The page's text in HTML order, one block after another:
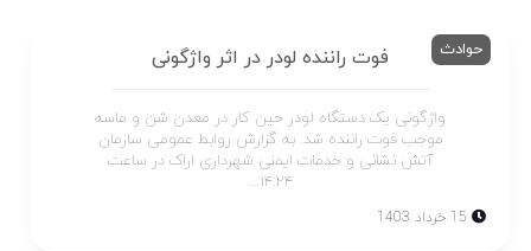
حوادث فوت راننده لودر در اثر واژگونی
واژگونی یک دستگاه لودر حین کار در معدن شن و ماسه
موجب فوت راننده شد. به گزارش روابط عمومی سازمان
آتش نشانی و خدمات ایمنی شهرداری اراک در ساعت
۱۴:۲۴...
15 خرداد 1403